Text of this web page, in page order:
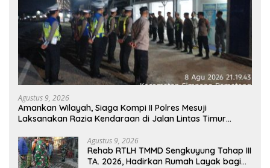
Agustus 9, 2026
Amankan Wilayah, Siaga Kompi II Polres Mesuji
Laksanakan Razia Kendaraan di Jalan Lintas Timur
Agustus 9, 2026
Rehab RTLH TMMD Sengkuyung Tahap III
TA. 2026, Hadirkan Rumah Layak bagi